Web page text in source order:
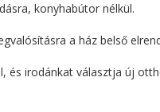
konyhabútor nélkül.
a ház belső
és irodánkat választja új